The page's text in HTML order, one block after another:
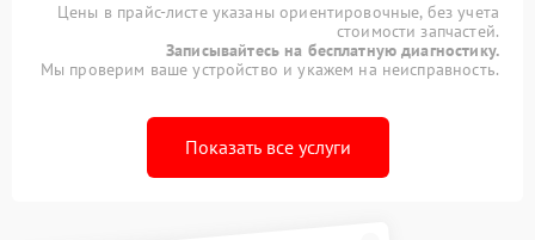
Цены в прайс-листе указаны ориентировочные, без учета
стоимости запчастей.
Записывайтесь на бесплатную диагностику.
Мы проверим ваше устройство и укажем на неисправность.
Показать все услуги